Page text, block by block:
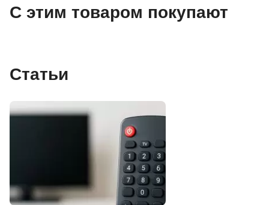
С этим товаром покупают
Статьи